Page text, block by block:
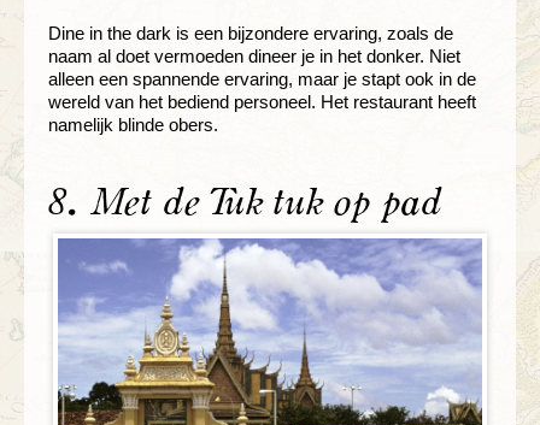
Dine in the dark is een bijzondere ervaring, zoals de
naam al doet vermoeden dineer je in het donker. Niet
alleen een spannende ervaring, maar je stapt ook in de
wereld van het bediend personeel. Het restaurant heeft
namelijk blinde obers.
8. Met de Tuk tuk op pad